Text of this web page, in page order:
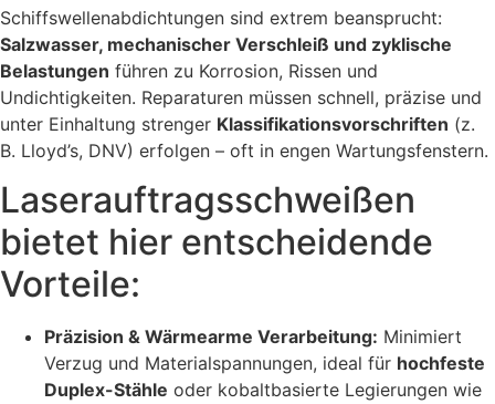
Schiffswellenabdichtungen sind extrem beansprucht:
Salzwasser, mechanischer Verschleiß und zyklische
Belastungen führen zu Korrosion, Rissen und
Undichtigkeiten. Reparaturen müssen schnell, präzise und
unter Einhaltung strenger Klassifikationsvorschriften (z.
B. Lloyd’s, DNV) erfolgen – oft in engen Wartungsfenstern.
Laserauftragsschweißen
bietet hier entscheidende
Vorteile:
Präzision & Wärmearme Verarbeitung: Minimiert
Verzug und Materialspannungen, ideal für hochfeste
Duplex-Stähle oder kobaltbasierte Legierungen wie